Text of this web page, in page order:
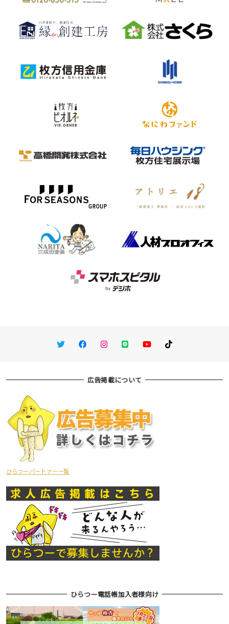
TwitterFacebookInstagram
LINE You TubeTikTok
広告掲載について
ひらつーパートナー一覧
ひらつー電話帳加入者様向け